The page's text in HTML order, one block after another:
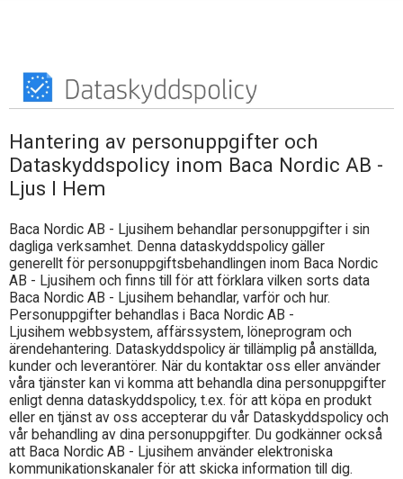
Hantering av personuppgifter och
Dataskyddspolicy inom Baca Nordic AB -
Ljus I Hem
Baca Nordic AB - Ljusihem behandlar personuppgifter i sin
dagliga verksamhet. Denna dataskyddspolicy gäller
generellt för personuppgiftsbehandlingen inom Baca Nordic
AB - Ljusihem och finns till för att förklara vilken sorts data
Baca Nordic AB - Ljusihem behandlar, varför och hur.
Personuppgifter behandlas i Baca Nordic AB -
Ljusihem webbsystem, affärssystem, löneprogram och
ärendehantering. Dataskyddspolicy är tillämplig på anställda,
kunder och leverantörer. När du kontaktar oss eller använder
våra tjänster kan vi komma att behandla dina personuppgifter
enligt denna dataskyddspolicy, t.ex. för att köpa en produkt
eller en tjänst av oss accepterar du vår Dataskyddspolicy och
vår behandling av dina personuppgifter. Du godkänner också
att Baca Nordic AB - Ljusihem använder elektroniska
kommunikationskanaler för att skicka information till dig.